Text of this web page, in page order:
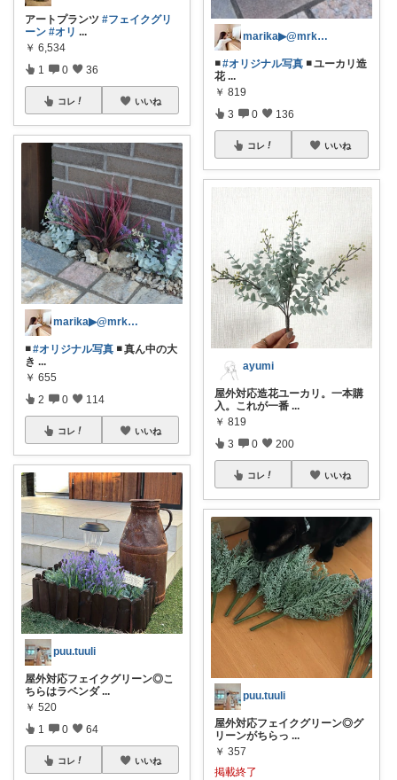
アートプランツ #フェイクグリ
ーン #オリ ...
￥ 6,534
1 0 36
コレ いいね
marika▶︎@mrk_home100
◾️#オリジナル写真 ◾️ 真ん中の大
き ...
￥ 655
2 0 114
コレ いいね
puu.tuuli
屋外対応フェイクグリーン◎こ
ちらはラベンダ ...
￥ 520
1 0 64
コレ いいね
marika▶︎@mrk_home100
◾️#オリジナル写真 ◾️ ユーカリ造
花 ...
￥ 819
3 0 136
コレ いいね
ayumi
屋外対応造花ユーカリ。一本購
入。これが一番 ...
￥ 819
3 0 200
コレ いいね
puu.tuuli
屋外対応フェイクグリーン◎グ
リーンがちらっ ...
￥ 357
掲載終了